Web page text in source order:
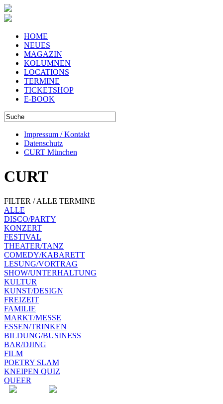
HOME
NEUES
MAGAZIN
KOLUMNEN
LOCATIONS
TERMINE
TICKETSHOP
E-BOOK
Impressum / Kontakt
Datenschutz
CURT München
CURT
FILTER / ALLE TERMINE
ALLE
DISCO/PARTY
KONZERT
FESTIVAL
THEATER/TANZ
COMEDY/KABARETT
LESUNG/VORTRAG
SHOW/UNTERHALTUNG
KULTUR
KUNST/DESIGN
FREIZEIT
FAMILIE
MARKT/MESSE
ESSEN/TRINKEN
BILDUNG/BUSINESS
BAR/DJING
FILM
POETRY SLAM
KNEIPEN QUIZ
QUEER